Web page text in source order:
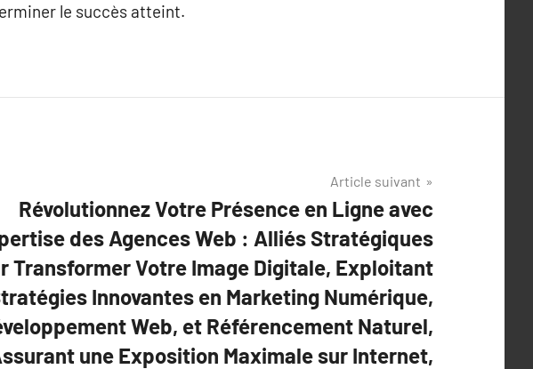
le succès atteint.
Article suivant
Révolutionnez Votre Présence en Ligne avec
des Agences Web : Alliés Stratégiques
Transformer Votre Image Digitale, Exploitant
Innovantes en Marketing Numérique,
Web, et Référencement Naturel,
une Exposition Maximale sur Internet,